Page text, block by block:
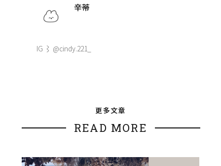
辛蒂
IG ⌇ @cindy.221_
更多文章
READ MORE